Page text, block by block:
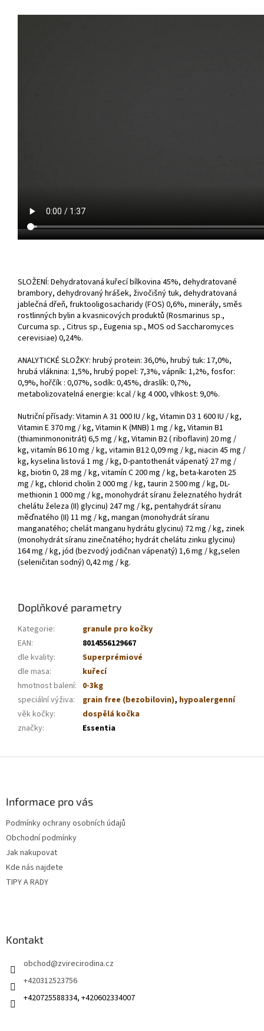
SLOŽENÍ: Dehydratovaná kuřecí bílkovina 45%, dehydratované
brambory, dehydrovaný hrášek, živočišný tuk, dehydratovaná
jablečná dřeň, fruktooligosacharidy (FOS) 0,6%, minerály, směs
rostlinných bylin a kvasnicových produktů (Rosmarinus sp.,
Curcuma sp. , Citrus sp., Eugenia sp., MOS od Saccharomyces
cerevisiae) 0,24%.
ANALYTICKÉ SLOŽKY: hrubý protein: 36,0%, hrubý tuk: 17,0%,
hrubá vláknina: 1,5%, hrubý popel: 7,3%, vápník: 1,2%, fosfor:
0,9%, hořčík : 0,07%, sodík: 0,45%, draslík: 0,7%,
metabolizovatelná energie: kcal / kg 4 000, vlhkost: 9,0%.
Nutriční přísady: Vitamin A 31 000 IU / kg, Vitamin D3 1 600 IU / kg,
Vitamin E 370 mg / kg, Vitamin K (MNB) 1 mg / kg, Vitamin B1
(thiaminmononitrát) 6,5 mg / kg, Vitamin B2 ( riboflavin) 20 mg /
kg, vitamín B6 10 mg / kg, vitamin B12 0,09 mg / kg, niacin 45 mg /
kg, kyselina listová 1 mg / kg, D-pantothenát vápenatý 27 mg /
kg, biotin 0, 28 mg / kg, vitamín C 200 mg / kg, beta-karoten 25
mg / kg, chlorid cholin 2 000 mg / kg, taurin 2 500 mg / kg, DL-
methionin 1 000 mg / kg, monohydrát síranu železnatého hydrát
chelátu železa (II) glycinu) 247 mg / kg, pentahydrát síranu
měďnatého (II) 11 mg / kg, mangan (monohydrát síranu
manganatého; chelát manganu hydrátu glycinu) 72 mg / kg, zinek
(monohydrát síranu zinečnatého; hydrát chelátu zinku glycinu)
164 mg / kg, jód (bezvodý jodičnan vápenatý) 1,6 mg / kg,selen
(seleničitan sodný) 0,42 mg / kg.
Doplňkové parametry
Kategorie:
granule pro kočky
EAN:
8014556129667
dle kvality:
Superprémiové
dle masa:
kuřecí
hmotnost balení: 0-3kg
speciální výživa: grain free (bezobilovin), hypoalergenní
věk kočky:
dospělá kočka
značky: Essentia
Informace pro vás
Podmínky ochrany osobních údajů
Obchodní podmínky
Jak nakupovat
Kde nás najdete
TIPY A RADY
Kontakt
obchod@zvirecirodina.cz
+420312523756
+420725588334, +420602334007